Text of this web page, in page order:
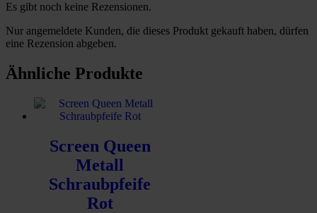
Es gibt noch keine Rezensionen.
Nur angemeldete Kunden, die dieses Produkt gekauft haben, dürfen
eine Rezension abgeben.
Ähnliche Produkte
Screen Queen
Metall
Schraubpfeife
Rot